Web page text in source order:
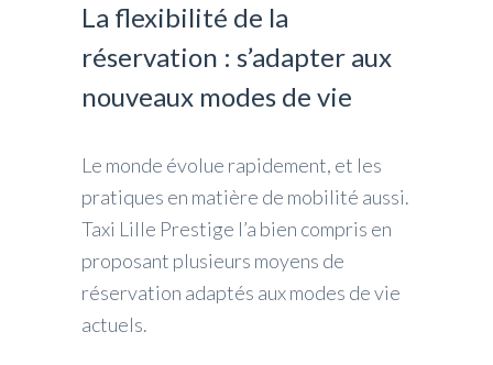
La flexibilité de la
réservation : s’adapter aux
nouveaux modes de vie
Le monde évolue rapidement, et les
pratiques en matière de mobilité aussi.
Taxi Lille Prestige l’a bien compris en
proposant plusieurs moyens de
réservation adaptés aux modes de vie
actuels.